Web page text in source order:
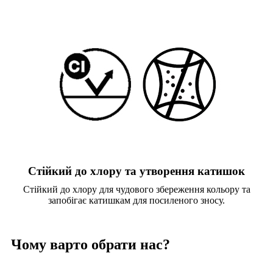
Стійкий до хлору та утворення катишок
Стійкий до хлору для чудового збереження кольору та
запобігає катишкам для посиленого зносу.
Чому варто обрати нас?